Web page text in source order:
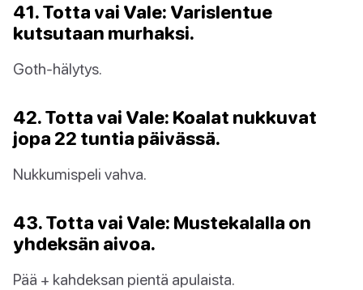
41. Totta vai Vale: Varislentue
kutsutaan murhaksi.
Goth-hälytys.
42. Totta vai Vale: Koalat nukkuvat
jopa 22 tuntia päivässä.
Nukkumispeli vahva.
43. Totta vai Vale: Mustekalalla on
yhdeksän aivoa.
Pää + kahdeksan pientä apulaista.